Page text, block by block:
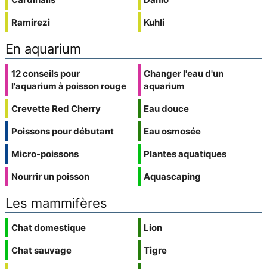
Ramirezi
Kuhli
En aquarium
12 conseils pour
l'aquarium à poisson rouge
Crevette Red Cherry
Poissons pour débutant
Micro-poissons
Nourrir un poisson
Changer l'eau d'un
aquarium
Eau douce
Eau osmosée
Plantes aquatiques
Aquascaping
Les mammifères
Chat domestique
Chat sauvage
Lion
Tigre